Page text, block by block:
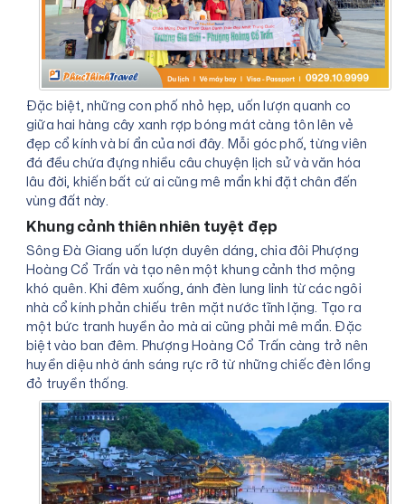
Đặc biệt, những con phố nhỏ hẹp, uốn lượn quanh co
giữa hai hàng cây xanh rợp bóng mát càng tôn lên vẻ
đẹp cổ kính và bí ẩn của nơi đây. Mỗi góc phố, từng viên
đá đều chứa đựng nhiều câu chuyện lịch sử và văn hóa
lâu đời, khiến bất cứ ai cũng mê mẩn khi đặt chân đến
vùng đất này.
Khung cảnh thiên nhiên tuyệt đẹp
Sông Đà Giang uốn lượn duyên dáng, chia đôi Phượng
Hoàng Cổ Trấn và tạo nên một khung cảnh thơ mộng
khó quên. Khi đêm xuống, ánh đèn lung linh từ các ngôi
nhà cổ kính phản chiếu trên mặt nước tĩnh lặng. Tạo ra
một bức tranh huyền ảo mà ai cũng phải mê mẩn. Đặc
biệt vào ban đêm. Phượng Hoàng Cổ Trấn càng trở nên
huyền diệu nhờ ánh sáng rực rỡ từ những chiếc đèn lồng
đỏ truyền thống.